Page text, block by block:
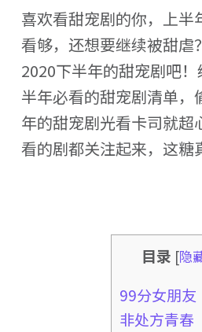
喜欢看甜宠剧的你，上半
看够，还想要继续被甜虐
2020下半年的甜宠剧吧
半年必看的甜宠剧清单，
年的甜宠剧光看卡司就超
看的剧都关注起来，这糖
目录 [隐
99分女朋友
非处方青春